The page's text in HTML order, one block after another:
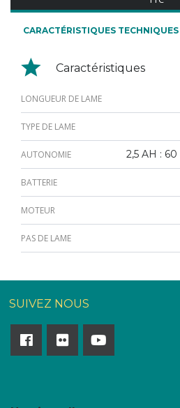
CARACTÉRISTIQUES TECHNIQUES
Caractéristiques
LONGUEUR DE LAME
TYPE DE LAME
AUTONOMIE 2,5 AH :
BATTERIE
MOTEUR
PAS DE LAME
SUIVEZ NOUS